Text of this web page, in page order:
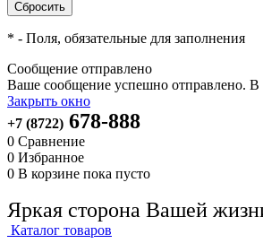
* - Поля, обязательные для заполнения
Сообщение отправлено
Ваше сообщение успешно отправлено.
Закрыть окно
+7 (8722) 678-888
0 Сравнение
0 Избранное
0 В корзине пока пусто
Яркая сторона Вашей
Каталог товаров